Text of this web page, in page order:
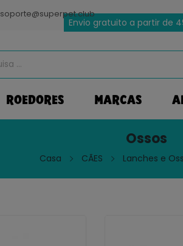
soporte@superpet.club
Envio gratuito a partir de
ROEDORES MARCAS
Ossos
Casa CÃES Lanches e